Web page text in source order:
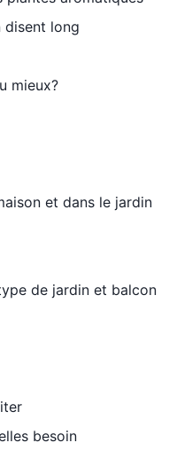
disent long
mieux?
et dans le jardin
de jardin et balcon
besoin